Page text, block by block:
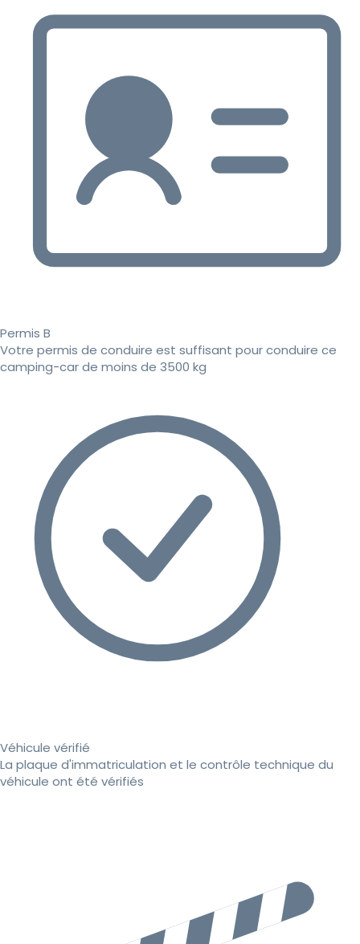
Permis B
Votre permis de conduire est suffisant pour conduire ce
camping-car de moins de 3500 kg
Véhicule vérifié
La plaque d'immatriculation et le contrôle technique du
véhicule ont été vérifiés